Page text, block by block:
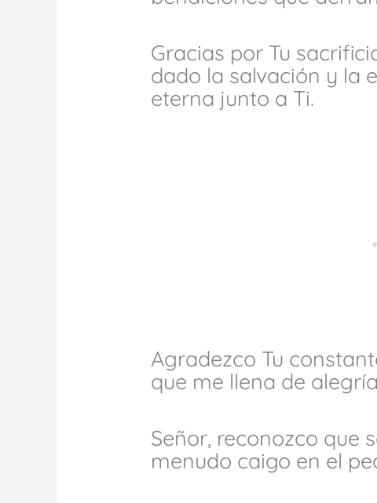
Gracias por Tu
dado la salvación y la
eterna junto a Ti.
Agradezco Tu
que me llena de
Señor, reconozco que
menudo caigo en el